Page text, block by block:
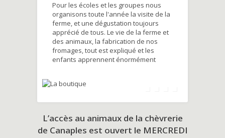
Pour les écoles et les groupes nous
organisons toute l'année la visite de la
ferme, et une dégustation toujours
apprécié de tous. Le vie de la ferme et
des animaux, la fabrication de nos
fromages, tout est expliqué et les
enfants apprennent énormément
L’accès au animaux de la chèvrerie
de Canaples est ouvert le MERCREDI